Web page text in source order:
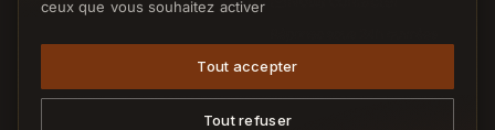
ceux que vous souhaitez activer
Tout accepter
Tout refuser